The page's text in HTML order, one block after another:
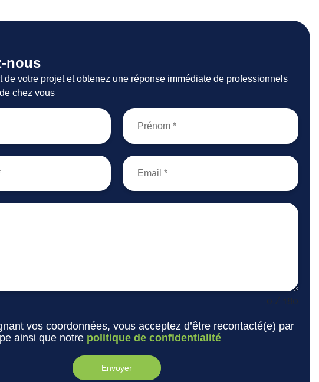
nous
de votre projet et obtenez une réponse immédiate de professionnels
chez vous
0 / 180
vos coordonnées, vous acceptez d’être recontacté(e) par
ainsi que notre politique de confidentialité
Envoyer